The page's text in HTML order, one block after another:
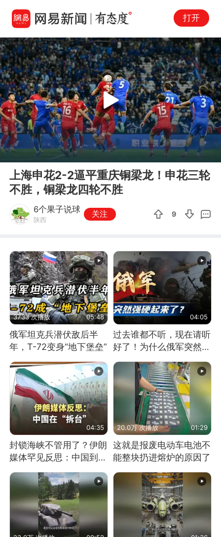
打开
00:55
Play
上海申花2-2逼平重庆铜梁龙！申花三轮
不胜，铜梁龙四轮不胜
6个果子说球
陕西
关注 9
3733 次播放 05:48
俄军坦克兵潜伏敌后半
年，T-72变身“地下堡垒”
04:05
过去谁都不听，现在请听
好了！为什么俄军突然强
硬起来了？
04:35
封锁海峡不管用了？伊朗
媒体罕见反思：中国到底
20.0万 次播放 01:29
这就是报废电动车电池不
能整块扔进熔炉的原因了